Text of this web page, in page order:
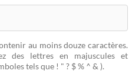
au moins douze caractères.
des lettres en majuscules et
tels que ! " ? $ % ^ & ).